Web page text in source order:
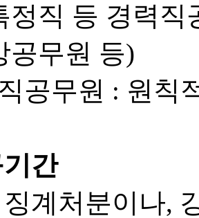
정직 등 경력
공무원 등)
공무원 : 원칙
간
계처분이나,